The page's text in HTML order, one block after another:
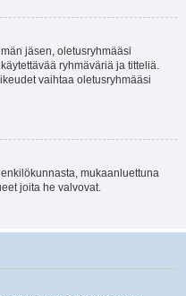
jäsen, oletusryhmääsi
ryhmäväriä ja titteliä.
vaihtaa oletusryhmääsi
mukaanluettuna
joita he valvovat.